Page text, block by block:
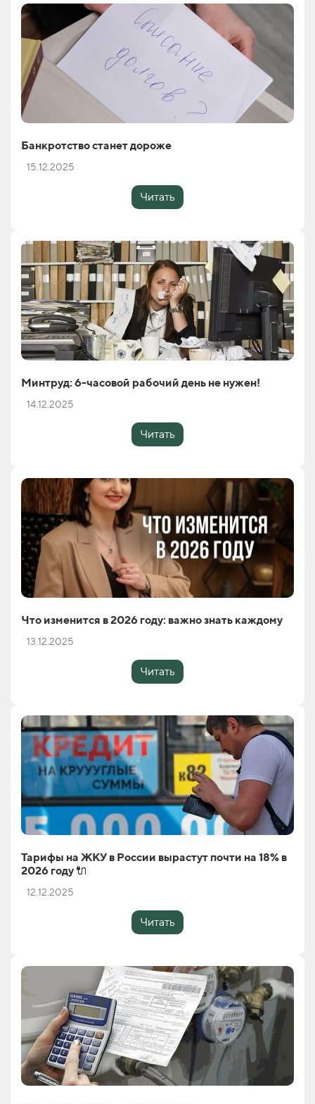
Банкротство станет дороже
15.12.2025
Читать
Минтруд: 6-часовой рабочий день не нужен!
14.12.2025
Читать
Что изменится в 2026 году: важно знать каждому
13.12.2025
Читать
Тарифы на ЖКУ в России вырастут почти на 18% в
2026 году 🔌
12.12.2025
Читать